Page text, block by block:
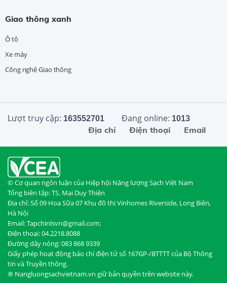
Giao thông xanh
Ô tô
Xe máy
Công nghệ Giao thông
Lượt truy cập: 163552701 Đang online: 1013
Email
Điện thoại
Địa chỉ
© Cơ quan ngôn luận của Hiệp hội Năng lượng Sạch Việt Nam
Tổng biên tập: TS. Mai Duy Thiện
Địa chỉ: Số 09 Hoa Sữa 07 Khu đô thị Vinhomes Riverside, Long Biên,
Hà Nội
Email: Tapchinlsvn@gmail.com;
Điện thoại: 04.2218.8088
Đường dây nóng: 083 868 9339
Giấy phép hoạt động báo chí điện tử số 167GP-/BTTTT của Bộ Thông
tin và Truyền thông.
® Nangluongsachvietnam.vn giữ bản quyền trên website này.